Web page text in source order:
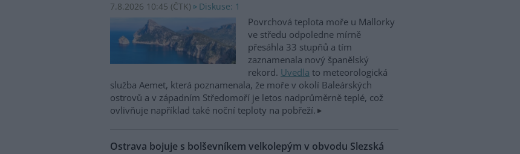
7.8.2026 10:45 (ČTK) Diskuse: 1
Povrchová teplota moře u Mallorky
ve středu odpoledne mírně
přesáhla 33 stupňů a tím
zaznamenala nový španělský
rekord. Uvedla to meteorologická
služba Aemet, která poznamenala, že moře v okolí Baleárských
ostrovů a v západním Středomoří je letos nadprůměrně teplé, což
ovlivňuje například také noční teploty na pobřeží.
Ostrava bojuje s bolševníkem velkolepým v obvodu Slezská